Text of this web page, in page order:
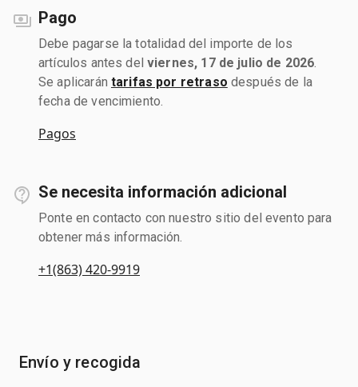
Pago
Debe pagarse la totalidad del importe de los
artículos antes del viernes, 17 de julio de 2026
Se aplicarán tarifas por retraso después de la
fecha de vencimiento.
Pagos
Se necesita información adicional
Ponte en contacto con nuestro sitio del evento para
obtener más información.
+1(863) 420-9919
Envío y recogida